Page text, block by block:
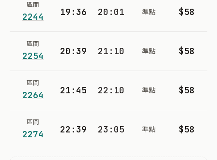
區間
2244 19:36 20:01 準點 $58
區間
2254 20:39 21:10 準點 $58
區間
2264 21:45 22:10 準點 $58
區間
2274 22:39 23:05 準點 $58